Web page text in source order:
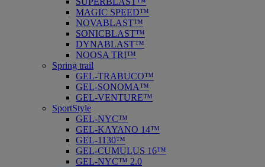
MAGIC SPEED™
NOVABLAST™
SONICBLAST™
DYNABLAST™
NOOSA TRI™
Spring trail
GEL-TRABUCO™
GEL-SONOMA™
GEL-VENTURE™
SportStyle
GEL-NYC™
GEL-KAYANO 14™
GEL-1130™
GEL-CUMULUS 16™
GEL-NYC™ 2.0